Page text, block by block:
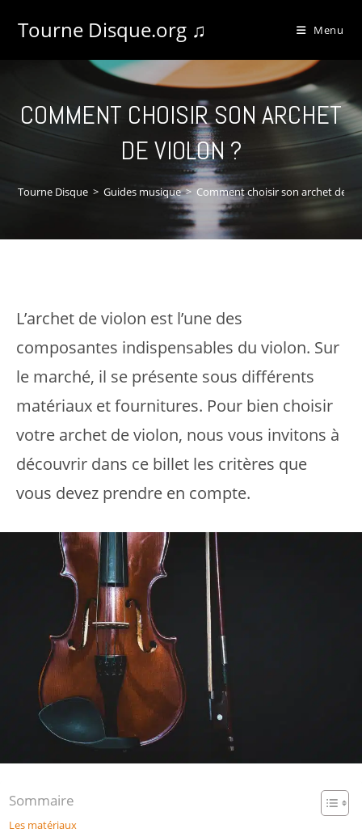
Tourne Disque.org ♫ Menu
COMMENT CHOISIR SON ARCHET
DE VIOLON ?
Tourne Disque > Guides musique > Comment choisir son archet de
L’archet de violon est l’une des
composantes indispensables du violon. Sur
le marché, il se présente sous différents
matériaux et fournitures. Pour bien choisir
votre archet de violon, nous vous invitons à
découvrir dans ce billet les critères que
vous devez prendre en compte.
Sommaire
Les matériaux